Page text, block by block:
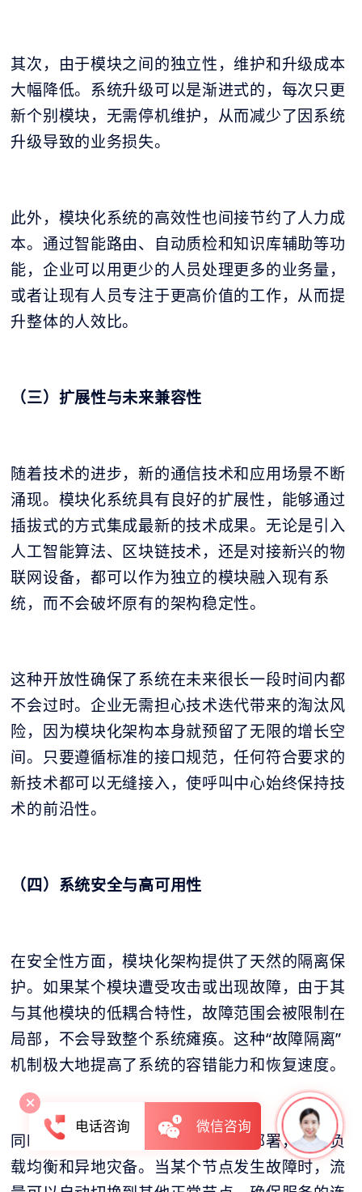
其次，由于模块之间的独立性，维护和升级成本
大幅降低。系统升级可以是渐进式的，每次只更
新个别模块，无需停机维护，从而减少了因系统
升级导致的业务损失。
此外，模块化系统的高效性也间接节约了人力成
本。通过智能路由、自动质检和知识库辅助等功
能，企业可以用更少的人员处理更多的业务量，
或者让现有人员专注于更高价值的工作，从而提
升整体的人效比。
（三）扩展性与未来兼容性
随着技术的进步，新的通信技术和应用场景不断
涌现。模块化系统具有良好的扩展性，能够通过
插拔式的方式集成最新的技术成果。无论是引入
人工智能算法、区块链技术，还是对接新兴的物
联网设备，都可以作为独立的模块融入现有系
统，而不会破坏原有的架构稳定性。
这种开放性确保了系统在未来很长一段时间内都
不会过时。企业无需担心技术迭代带来的淘汰风
险，因为模块化架构本身就预留了无限的增长空
间。只要遵循标准的接口规范，任何符合要求的
新技术都可以无缝接入，使呼叫中心始终保持技
术的前沿性。
（四）系统安全与高可用性
在安全性方面，模块化架构提供了天然的隔离保
护。如果某个模块遭受攻击或出现故障，由于其
与其他模块的低耦合特性，故障范围会被限制在
局部，不会导致整个系统瘫痪。这种“故障隔离”
机制极大地提高了系统的容错能力和恢复速度。
同时，模块化系统通常采用分布式部署，支持负
载均衡和异地灾备。当某个节点发生故障时，流
电话咨询 微信咨询